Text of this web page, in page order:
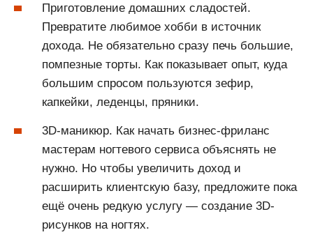
Приготовление домашних сладостей.
Превратите любимое хобби в источник
дохода. Не обязательно сразу печь большие,
помпезные торты. Как показывает опыт, куда
большим спросом пользуются зефир,
капкейки, леденцы, пряники.
3D-маникюр. Как начать бизнес-фриланс
мастерам ногтевого сервиса объяснять не
нужно. Но чтобы увеличить доход и
расширить клиентскую базу, предложите пока
ещё очень редкую услугу — создание 3D-
рисунков на ногтях.